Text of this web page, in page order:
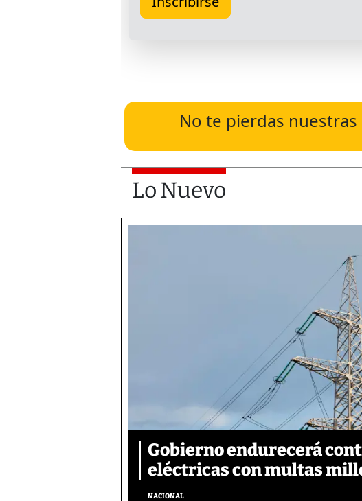
No te pierdas
Lo Nuevo
Gobierno endurecerá
eléctricas con multas
NACIONAL